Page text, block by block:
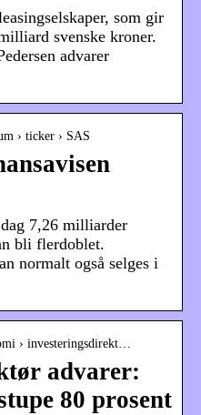
som gir
svenske kroner.
advarer
› ticker › SAS
7,26 milliarder
bli flerdoblet.
normalt også selges i
› investeringsdirekt…
advarer:
80 prosent